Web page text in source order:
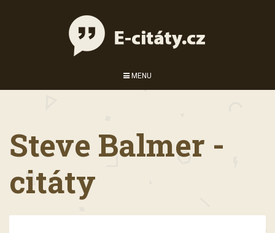
MENU
Steve Balmer -
citáty